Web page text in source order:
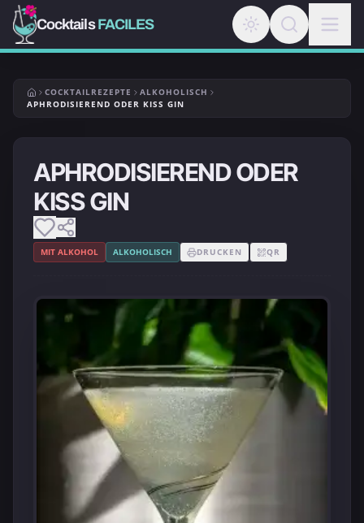
CocktailsFACILES
COCKTAILREZEPTE
ALKOHOLISCH
APHRODISIEREND ODER KISS GIN
APHRODISIEREND ODER
KISS GIN
MIT ALKOHOL ALKOHOLISCH DRUCKEN QR